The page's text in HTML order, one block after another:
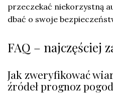
przeczekać niekorzystną
dbać o swoje
FAQ – najczęściej
Jak zweryfikować
źródeł prognoz